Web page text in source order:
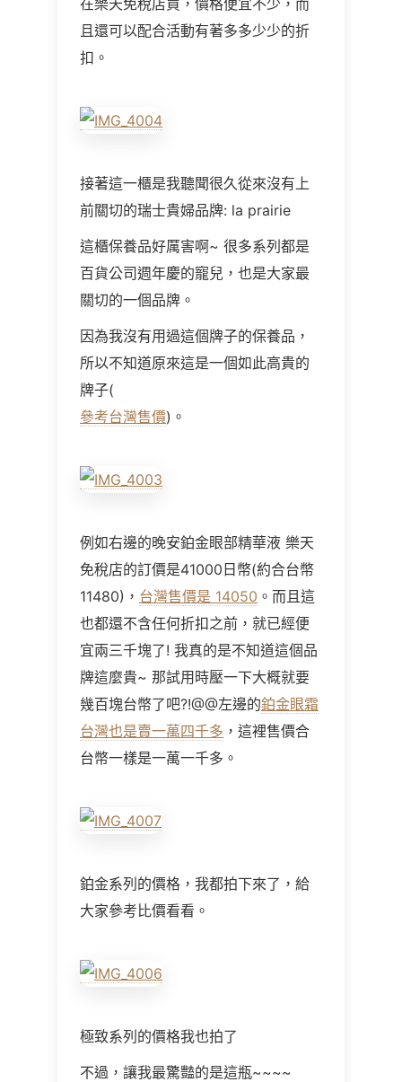
在樂天免稅店買，價格便宜不少，而
且還可以配合活動有著多多少少的折
扣。
接著這一櫃是我聽聞很久從來沒有上
前關切的瑞士貴婦品牌: la prairie
這櫃保養品好厲害啊~ 很多系列都是
百貨公司週年慶的寵兒，也是大家最
關切的一個品牌。
因為我沒有用過這個牌子的保養品，
所以不知道原來這是一個如此高貴的
牌子(
參考台灣售價)。
例如右邊的晚安鉑金眼部精華液 樂天
免稅店的訂價是41000日幣(約合台幣
11480)， 台灣售價是 14050 。而且這
也都還不含任何折扣之前，就已經便
宜兩三千塊了! 我真的是不知道這個品
牌這麼貴~ 那試用時壓一下大概就要
幾百塊台幣了吧?!@@左邊的鉑金眼霜
台灣也是賣一萬四千多 ，這裡售價合
台幣一樣是一萬一千多。
鉑金系列的價格，我都拍下來了，給
大家參考比價看看。
極致系列的價格我也拍了
不過，讓我最驚豔的是這瓶~~~~